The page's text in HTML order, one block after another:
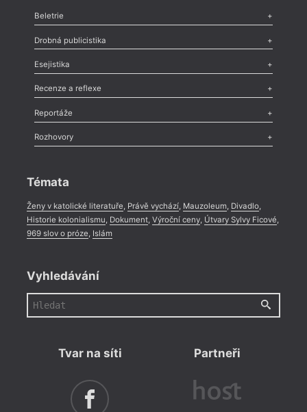
Beletrie
Poezie,Próza,Dokumenty
Drobná publicistika
Odlesk
Nekrolog,Glosa,Sloupek,Pozvánka,Literární soutěž,
Esejistika
Esej ,Pádlo,Úvaha
Recenze a reflexe
Recenze
Méně slov o próze,Celá rubrika
Reportáže
Literární zítřky
Celá rubrika
Rozhovory
Témata
Ženy v katolické literatuře, Právě vychází, Mauzoleum, Divadlo,
Historie kolonialismu, Dokument, Výroční ceny, Útvary Sylvy Ficové,
969 slov o próze, Islám
Vyhledávání
Tvar na síti Partneři